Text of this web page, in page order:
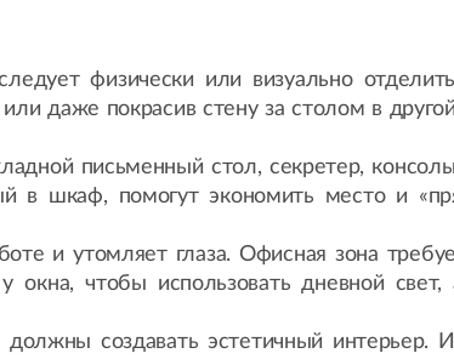
физически или визуально
даже покрасив стену за столом в
письменный стол, секретер,
в шкаф, помогут экономить место и
и утомляет глаза. Офисная зона
чтобы использовать дневной свет,
создавать эстетичный интерьер.